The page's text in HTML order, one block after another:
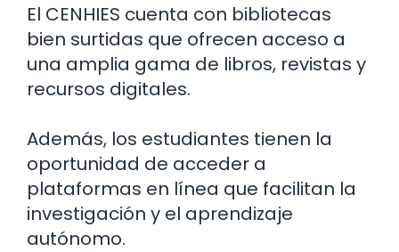
El CENHIES cuenta con bibliotecas
bien surtidas que ofrecen acceso a
una amplia gama de libros, revistas y
recursos digitales.
Además, los estudiantes tienen la
oportunidad de acceder a
plataformas en línea que facilitan la
investigación y el aprendizaje
autónomo.